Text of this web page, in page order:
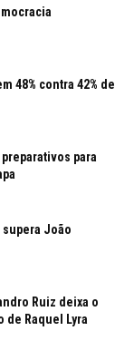
48% contra 42% de
para
João
Ruiz deixa o
de Raquel Lyra